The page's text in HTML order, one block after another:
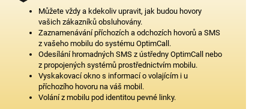
Můžete vždy a kdekoliv upravit, jak budou hovory
vašich zákazníků obsluhovány.
Zaznamenávání příchozích a odchozích hovorů a SMS
z vašeho mobilu do systému OptimCall.
Odesílání hromadných SMS z ústředny OptimCall nebo
z propojených systémů prostřednictvím mobilu.
Vyskakovací okno s informací o volajícím i u
příchozího hovoru na váš mobil.
Volání z mobilu pod identitou pevné linky.